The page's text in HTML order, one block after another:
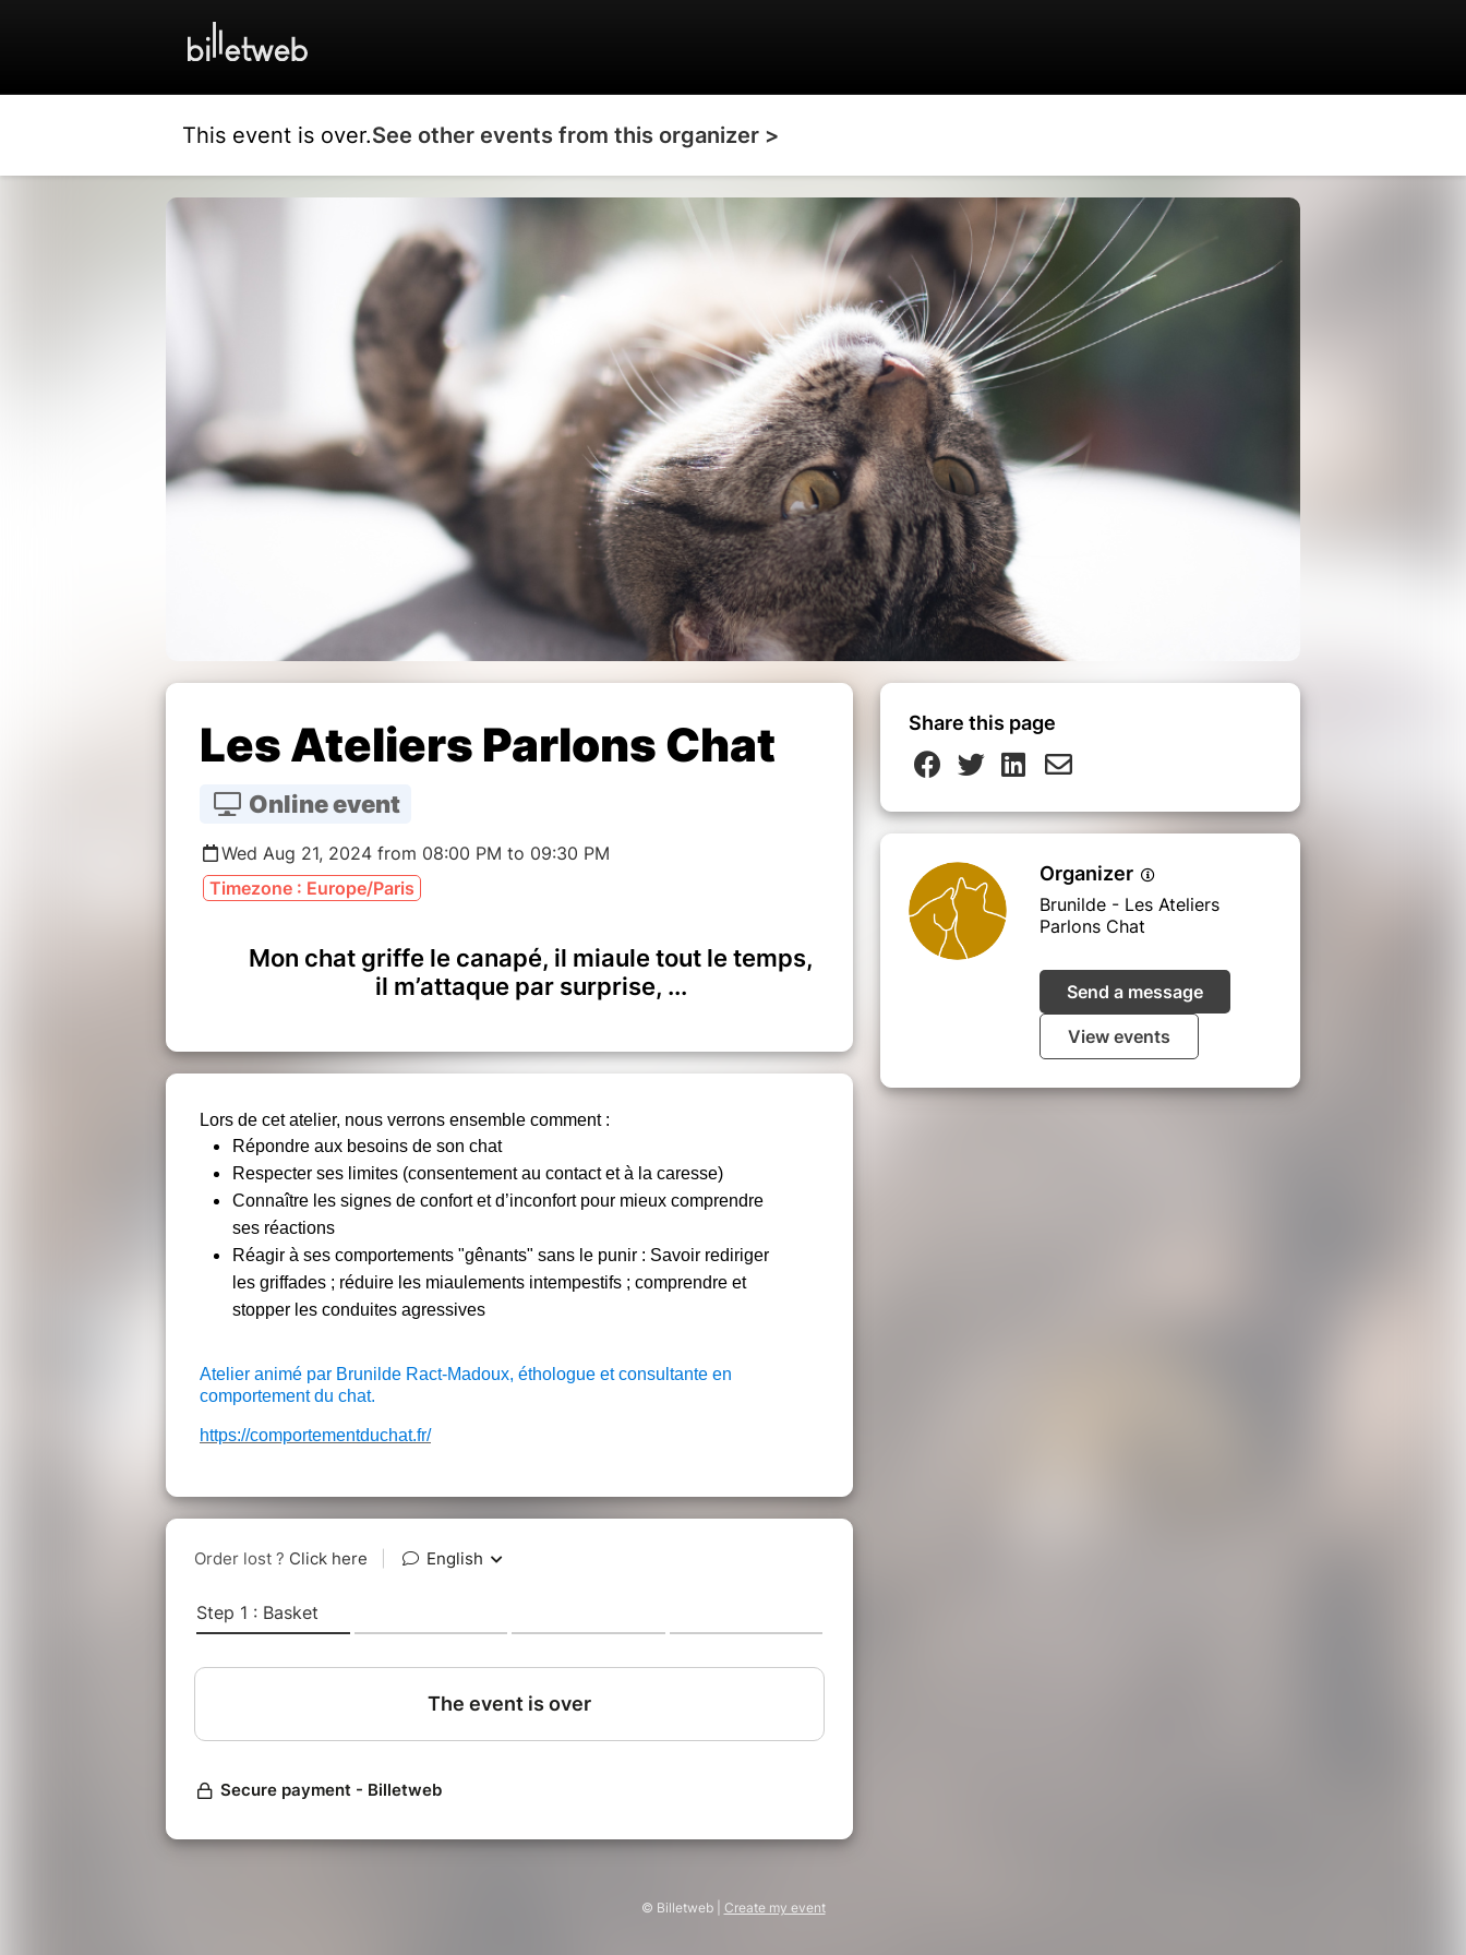
This event is over.See other events from this organizer >
Les Ateliers Parlons Chat
Online event
Wed Aug 21, 2024 from 08:00 PM to 09:30 PM
Timezone : Europe/Paris
Mon chat griffe le canapé, il miaule tout le temps,
il m’attaque par surprise, ...
Lors de cet atelier, nous verrons ensemble comment :
Répondre aux besoins de son chat
Respecter ses limites (consentement au contact et à la caresse)
Connaître les signes de confort et d’inconfort pour mieux comprendre
ses réactions
Réagir à ses comportements "gênants" sans le punir : Savoir rediriger
les griffades ; réduire les miaulements intempestifs ; comprendre et
stopper les conduites agressives
Atelier animé par Brunilde Ract-Madoux, éthologue et consultante en
comportement du chat.
https://comportementduchat.fr/
Share this page
Organizer
Brunilde - Les Ateliers
Parlons Chat
Send a message
View events
© Billetweb | Create my event